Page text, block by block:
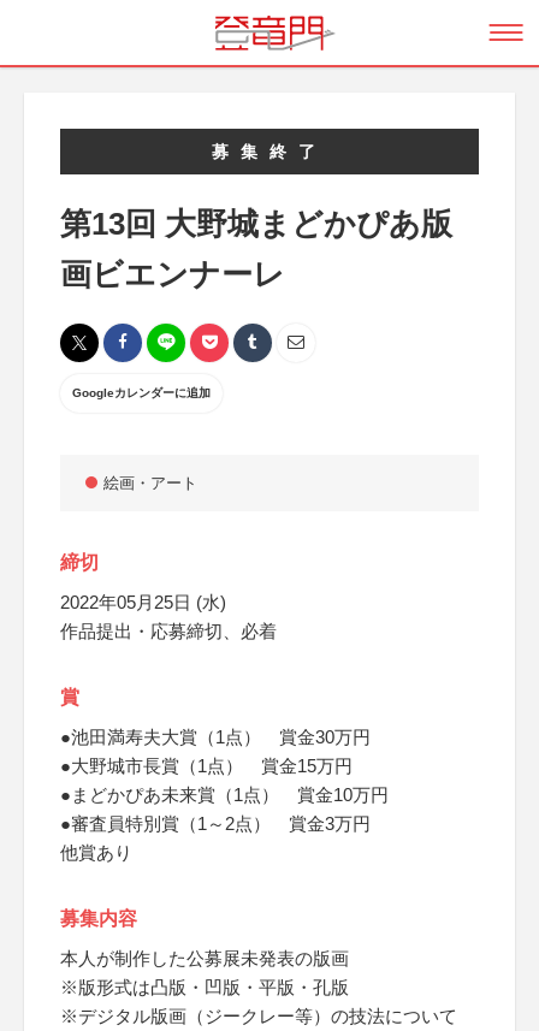
募集終了
第13回 大野城まどかぴあ版
画ビエンナーレ
Googleカレンダーに追加
絵画・アート
締切
2022年05月25日 (水)
作品提出・応募締切、必着
賞
●池田満寿夫大賞（1点） 賞金30万円
●大野城市長賞（1点） 賞金15万円
●まどかぴあ未来賞（1点） 賞金10万円
●審査員特別賞（1～2点） 賞金3万円
他賞あり
募集内容
本人が制作した公募展未発表の版画
※版形式は凸版・凹版・平版・孔版
※デジタル版画（ジークレー等）の技法について